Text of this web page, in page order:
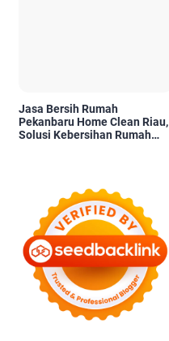
Jasa Bersih Rumah
Pekanbaru Home Clean Riau,
Solusi Kebersihan Rumah